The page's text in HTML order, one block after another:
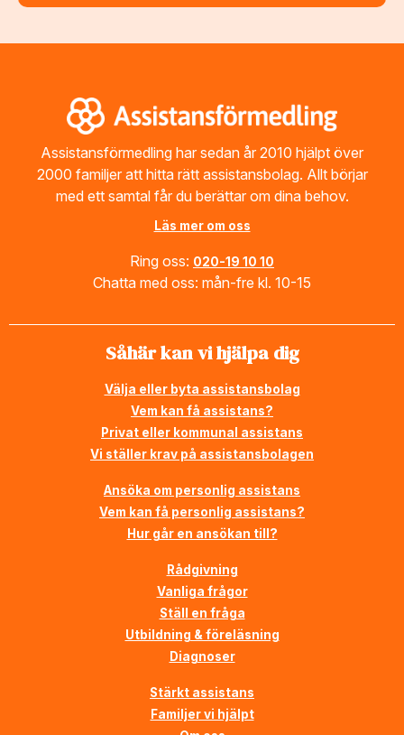
Assistansförmedling har sedan år 2010 hjälpt över
2000 familjer att hitta rätt assistansbolag. Allt börjar
med ett samtal får du berättar om dina behov.
Läs mer om oss
Ring oss: 020-19 10 10
Chatta med oss: mån-fre kl. 10-15
Såhär kan vi hjälpa dig
Välja eller byta assistansbolag
Vem kan få assistans?
Privat eller kommunal assistans
Vi ställer krav på assistansbolagen
Ansöka om personlig assistans
Vem kan få personlig assistans?
Hur går en ansökan till?
Rådgivning
Vanliga frågor
Ställ en fråga
Utbildning & föreläsning
Diagnoser
Stärkt assistans
Familjer vi hjälpt